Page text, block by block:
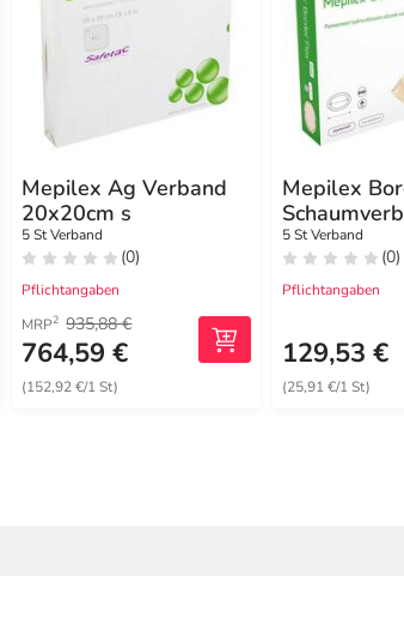
Mepilex Ag Verband
20x20cm s
5 St Verband
(0)
Pflichtangaben
MRP2 935,88 €
764,59 €
(152,92 €/1 St)
Mepilex
haft.7,8x10
5 St Verband
(0)
Pflichtangaben
129,53 €
(25,91 €/1 St)